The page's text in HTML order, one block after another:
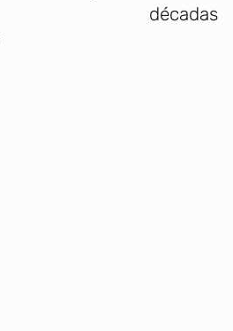
décadas